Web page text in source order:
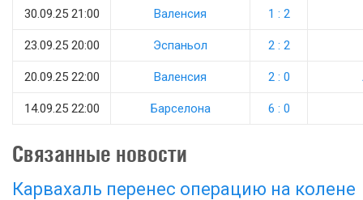
30.09.25 21:00 Валенсия 1 : 2
23.09.25 20:00 Эспаньол 2 : 2
20.09.25 22:00 Валенсия 2 : 0
14.09.25 22:00 Барселона 6 : 0
Связанные новости
Карвахаль перенес операцию на колене